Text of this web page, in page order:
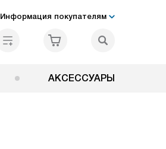
Информация покупателям
АКСЕССУАРЫ